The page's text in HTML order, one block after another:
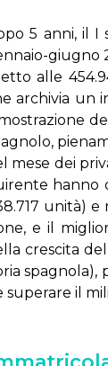
5 an­ni, il I
giu­gno
al­le
ar­chi­via un
me­se dei
han­no
uni­tà)
e il
cre­sci­ta
spa­gno­la),
su­pe­ra­re il